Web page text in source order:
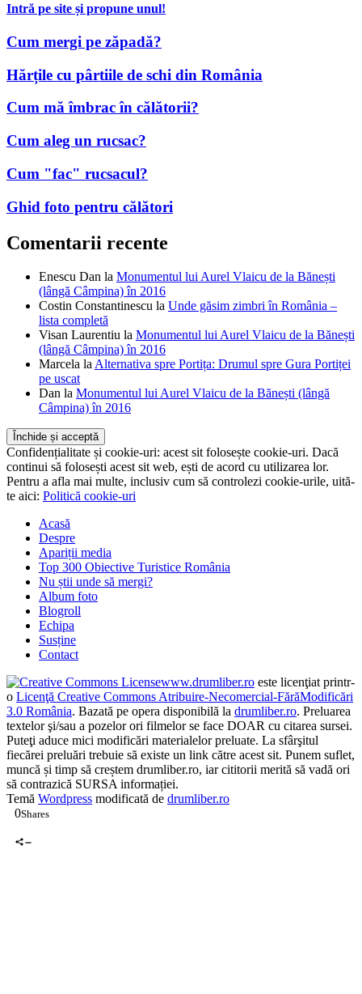
Intră pe site și propune unul!
Cum mergi pe zăpadă?
Hărțile cu pârtiile de schi din România
Cum mă îmbrac în călătorii?
Cum aleg un rucsac?
Cum "fac" rucsacul?
Ghid foto pentru călători
Comentarii recente
Enescu Dan la Monumentul lui Aurel Vlaicu de la Bănești
(lângă Câmpina) în 2016
Costin Constantinescu la Unde găsim zimbri în România –
lista completă
Visan Laurentiu la Monumentul lui Aurel Vlaicu de la Bănești
(lângă Câmpina) în 2016
Marcela laAlternativa spre Portița: Drumul spre Gura Portiței
pe uscat
Dan la Monumentul lui Aurel Vlaicu de la Bănești (lângă
Câmpina) în 2016
Confidențialitate și cookie-uri: acest sit folosește cookie-uri. Dacă
continui să folosești acest sit web, ești de acord cu utilizarea lor.
Pentru a afla mai multe, inclusiv cum să controlezi cookie-urile, uită-
te aici: Politică cookie-uri
Acasă
Despre
Apariții media
Top 300 Obiective Turistice România
Nu știi unde să mergi?
Album foto
Blogroll
Echipa
Susține
Contact
www.drumliber.ro este licenţiat printr-
o Licenţă Creative Commons Atribuire-Necomercial-FărăModificări
3.0 România. Bazată pe opera disponibilă la drumliber.ro. Preluarea
textelor şi/sau a pozelor ori filmelor se face DOAR cu citarea sursei.
Puteţi aduce mici modificări materialelor preluate. La sfârşitul
fiecărei preluări trebuie să existe un link către acest sit. Punem suflet,
muncă și timp să creștem drumliber.ro, iar cititorii merită să vadă ori
să contrazică SURSA informației.
Temă Wordpress modificată de drumliber.ro
0Shares